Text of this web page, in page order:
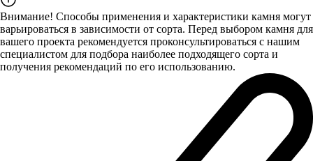
Внимание! Способы применения и характеристики камня могут
варьироваться в зависимости от сорта. Перед выбором камня для
вашего проекта рекомендуется проконсультироваться с нашим
специалистом для подбора наиболее подходящего сорта и
получения рекомендаций по его использованию.